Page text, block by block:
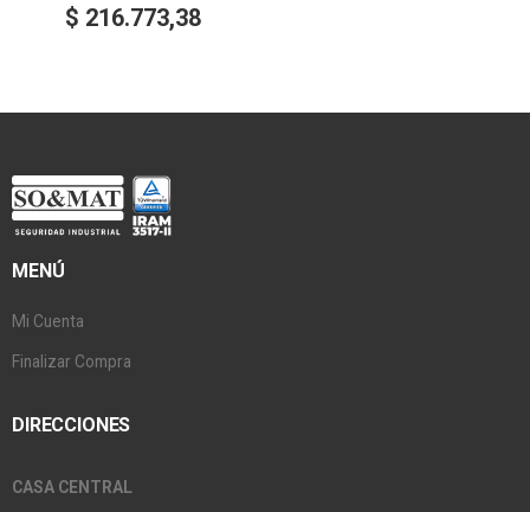
$ 216.773,38
MENÚ
Mi Cuenta
Finalizar Compra
DIRECCIONES
CASA CENTRAL